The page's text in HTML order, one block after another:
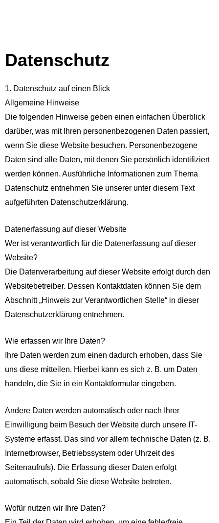
Datenschutz
1. Datenschutz auf einen Blick
Allgemeine Hinweise
Die folgenden Hinweise geben einen einfachen Überblick
darüber, was mit Ihren personenbezogenen Daten passiert,
wenn Sie diese Website besuchen. Personenbezogene
Daten sind alle Daten, mit denen Sie persönlich identifiziert
werden können. Ausführliche Informationen zum Thema
Datenschutz entnehmen Sie unserer unter diesem Text
aufgeführten Datenschutzerklärung.
Datenerfassung auf dieser Website
Wer ist verantwortlich für die Datenerfassung auf dieser
Website?
Die Datenverarbeitung auf dieser Website erfolgt durch den
Websitebetreiber. Dessen Kontaktdaten können Sie dem
Abschnitt „Hinweis zur Verantwortlichen Stelle“ in dieser
Datenschutzerklärung entnehmen.
Wie erfassen wir Ihre Daten?
Ihre Daten werden zum einen dadurch erhoben, dass Sie
uns diese mitteilen. Hierbei kann es sich z. B. um Daten
handeln, die Sie in ein Kontaktformular eingeben.
Andere Daten werden automatisch oder nach Ihrer
Einwilligung beim Besuch der Website durch unsere IT-
Systeme erfasst. Das sind vor allem technische Daten (z. B.
Internetbrowser, Betriebssystem oder Uhrzeit des
Seitenaufrufs). Die Erfassung dieser Daten erfolgt
automatisch, sobald Sie diese Website betreten.
Wofür nutzen wir Ihre Daten?